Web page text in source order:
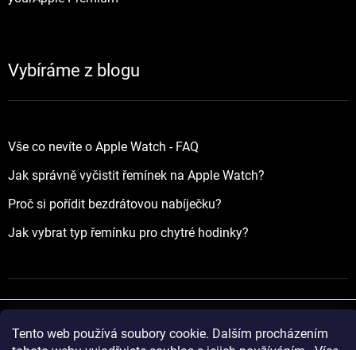
Tento web používá soubory cookie. Dalším procházením
Vybíráme z blogu
Vše co nevíte o Apple Watch - FAQ
Jak správně vyčistit řemínek na Apple Watch?
Proč si pořídit bezdrátovou nabíječku?
Jak vybrat typ řemínku pro chytré hodinky?
Vytvořil Shoptet